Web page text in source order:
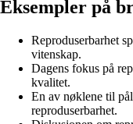
Eksempler på
Reproduserbarhet
vitenskap.
Dagens fokus på
kvalitet.
En av nøklene til
reproduserbarhet.